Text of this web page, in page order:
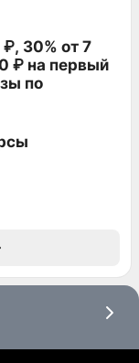
30% от 7
₽ на первый
по